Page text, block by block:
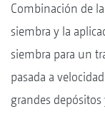
Combinación de
siembra y la
siembra para un
pasada a
grandes